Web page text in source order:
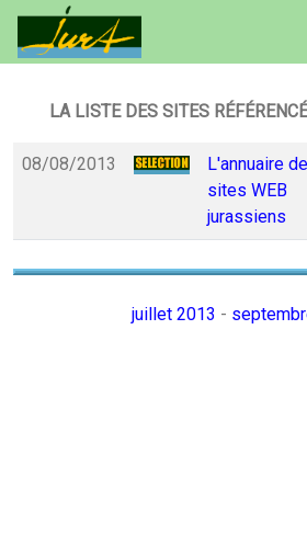
LA LISTE DES SITES
08/08/2013
L'annuaire
sites WEB
jurassiens
juillet 2013 -